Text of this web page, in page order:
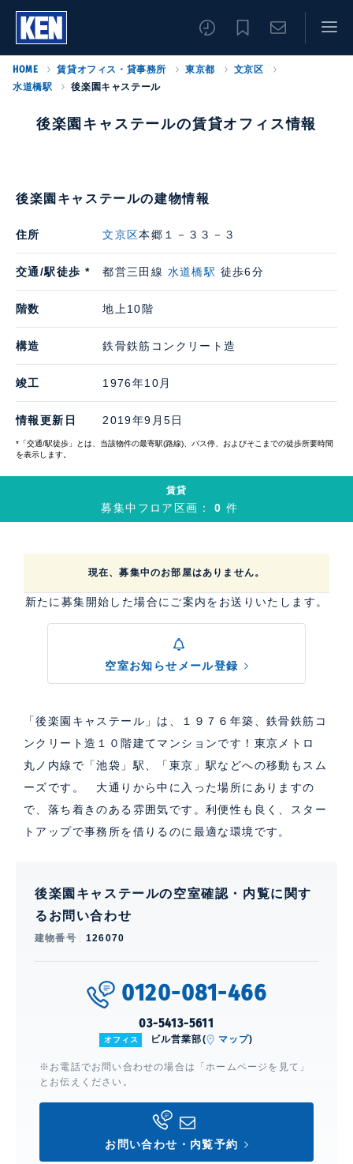
HOME 賃貸オフィス・貸事務所 東京都
文京区
水道橋駅
後楽園キャステール
後楽園キャステールの賃貸オフィス情報
後楽園キャステールの建物情報
住所 文京区本郷１－３３－３
交通/駅徒歩 * 都営三田線 水道橋駅 徒歩6分
階数 地上10階
構造 鉄骨鉄筋コンクリート造
竣工 1976年10月
情報更新日 2019年9月5日
*「交通/駅徒歩」とは、当該物件の最寄駅(路線)、バス停、およびそこまでの徒歩所要時間
を表示します。
賃貸
募集中フロア区画：0件
現在、募集中のお部屋はありません。
新たに募集開始した場合にご案内をお送りいたします。
空室お知らせメール登録
「後楽園キャステール」は、１９７６年築、鉄骨鉄筋コ
ンクリート造１０階建てマンションです！東京メトロ
丸ノ内線で「池袋」駅、「東京」駅などへの移動もスム
ーズです。 大通りから中に入った場所にありますの
で、落ち着きのある雰囲気です。利便性も良く、スター
トアップで事務所を借りるのに最適な環境です。
後楽園キャステールの空室確認・内覧に関す
るお問い合わせ
建物番号 126070
0120-081-466
03-5413-5611
オフィス ビル営業部( マップ)
※お電話でお問い合わせの場合は「ホームページを見て」
とお伝えください。
お問い合わせ・内覧予約